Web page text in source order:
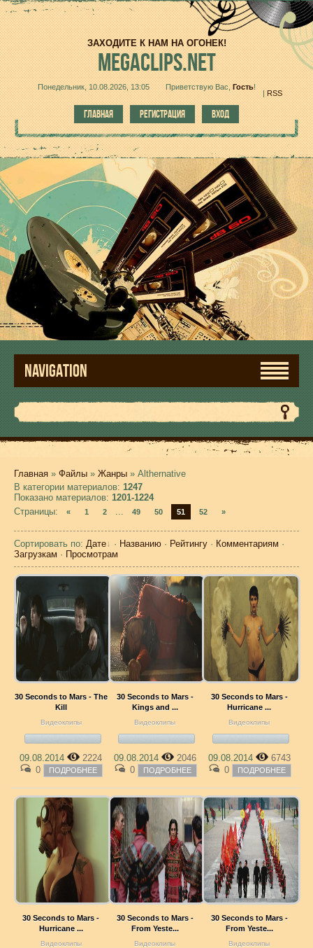
ЗАХОДИТЕ К НАМ НА ОГОНЕК!
MEGACLIPS.NET
Понедельник, 10.08.2026, 13:05 Приветствую Вас Гость!
| RSS
ГЛАВНАЯ РЕГИСТРАЦИЯ ВХОД
NAVIGATION
Главная » Файлы » Жанры » Althernative
В категории материалов: 1247
Показано материалов: 1201-1224
Страницы: « 1 2 ... 49 50 51 52 »
Сортировать по: Дате · Названию · Рейтингу · Комментариям ·
Загрузкам · Просмотрам
30 Seconds to Mars - The
Kill
Видеоклипы
09.08.2014
2224
0
ПОДРОБНЕЕ
30 Seconds to Mars -
Kings and ...
Видеоклипы
09.08.2014
2046
0
ПОДРОБНЕЕ
30 Seconds to Mars -
Hurricane ...
Видеоклипы
09.08.2014
6743
0
ПОДРОБНЕЕ
30 Seconds to Mars -
Hurricane ...
Видеоклипы
30 Seconds to Mars -
From Yeste...
Видеоклипы
30 Seconds to Mars -
From Yeste...
Видеоклипы